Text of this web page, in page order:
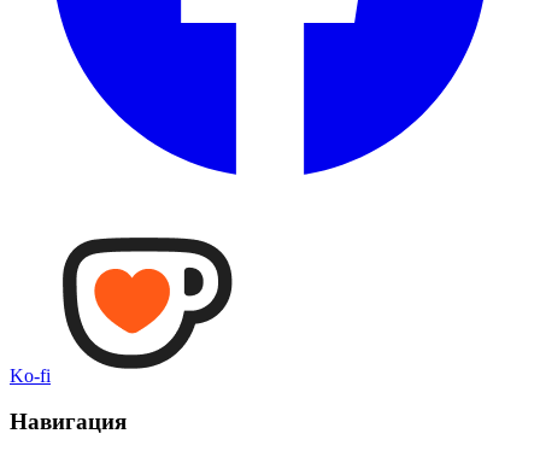
Ko-fi
Навигация